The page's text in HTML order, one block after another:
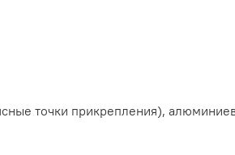
точки прикрепления),